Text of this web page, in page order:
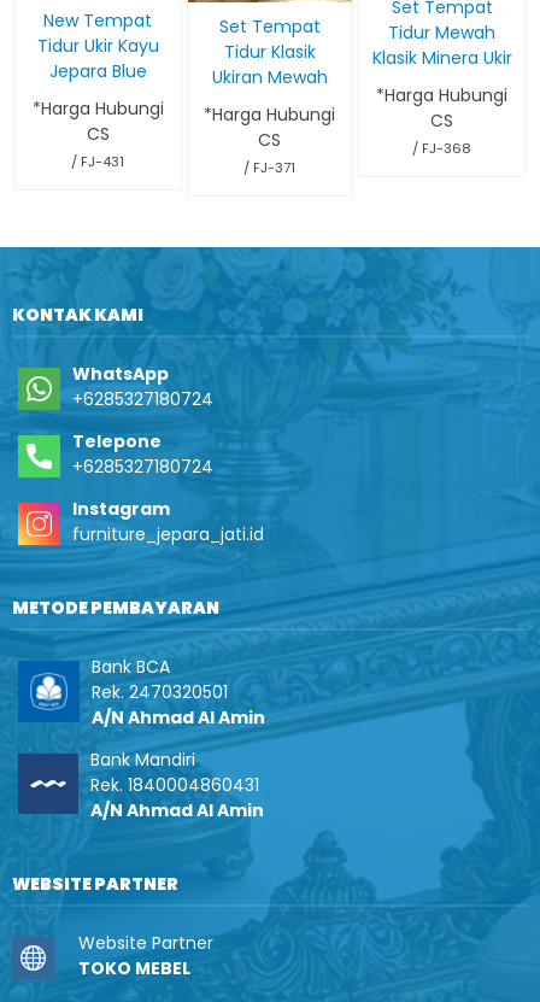
New Tempat
Tidur Ukir Kayu
Jepara Blue
*Harga Hubungi
CS
/ FJ-431
Set Tempat
Tidur Klasik
Ukiran Mewah
*Harga Hubungi
CS
/ FJ-371
Set Tempat
Tidur Mewah
Klasik Minera Ukir
*Harga Hubungi
CS
/ FJ-368
KONTAK KAMI
WhatsApp
+6285327180724
Telepone
+6285327180724
Instagram
furniture_jepara_jati.id
METODE PEMBAYARAN
Bank BCA
Rek. 2470320501
A/N Ahmad Al Amin
Bank Mandiri
Rek. 1840004860431
A/N Ahmad Al Amin
WEBSITE PARTNER
Website Partner
TOKO MEBEL